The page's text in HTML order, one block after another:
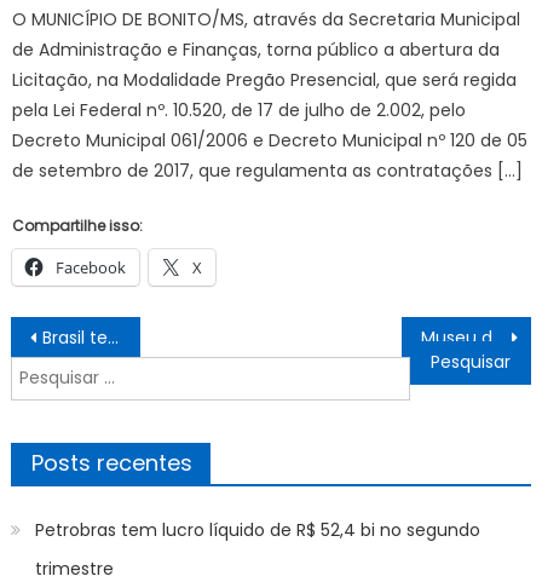
O MUNICÍPIO DE BONITO/MS, através da Secretaria Municipal
de Administração e Finanças, torna público a abertura da
Licitação, na Modalidade Pregão Presencial, que será regida
pela Lei Federal nº. 10.520, de 17 de julho de 2.002, pelo
Decreto Municipal 061/2006 e Decreto Municipal nº 120 de 05
de setembro de 2017, que regulamenta as contratações […]
Compartilhe isso:
Facebook X
Navegação
de
Post
Brasil tem recorde de turistas estrangeiros no primeiro semestre
Pesquisar
por:
Posts recentes
Petrobras tem lucro líquido de R$ 52,4 bi no segundo
trimestre